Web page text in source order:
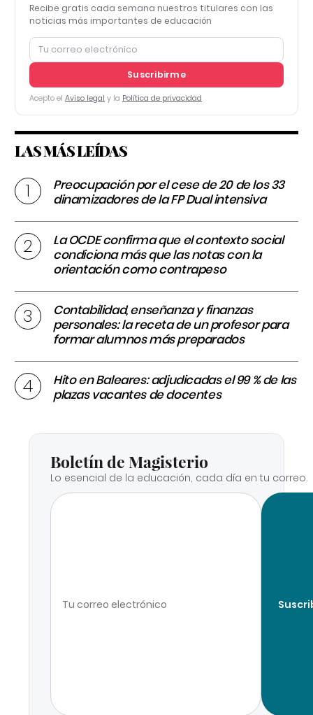
Recibe gratis cada semana nuestros titulares con las
noticias más importantes de educación
Suscribirme
Acepto el Aviso legal y la Política de privacidad
LAS MÁS LEÍDAS
Preocupación por el cese de 20 de los 33
dinamizadores de la FP Dual intensiva
La OCDE confirma que el contexto social
condiciona más que las notas con la
orientación como contrapeso
Contabilidad, enseñanza y finanzas
personales: la receta de un profesor para
formar alumnos más preparados
Hito en Baleares: adjudicadas el 99 % de las
plazas vacantes de docentes
Boletín de Magisterio
Lo esencial de la educación, cada día en tu correo.